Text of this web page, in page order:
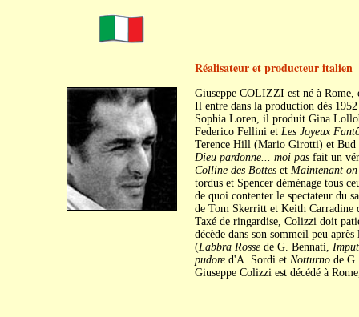
Réalisateur et producteur italien
Giuseppe COLIZZI est né à Rome,
Il entre dans la production dès
Sophia Loren, il produit Gina
Federico Fellini et Les Joyeux
Terence Hill (Mario Girotti) et Bud
Dieu pardonne... moi pasfait un
Colline des Botteset Maintenant
tordus et Spencer déménage tous
de quoi contenter le spectateur du
de Tom Skerritt et Keith Carradine
Taxé de ringardise, Colizzi doit
décède dans son sommeil peu
(Labbra Rossede G. Bennati,
pudored'A. Sordi et Notturnode G.
Giuseppe Colizzi est décédé à